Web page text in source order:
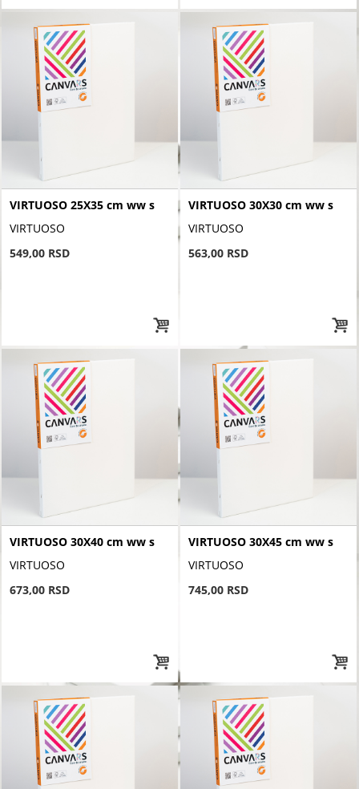
VIRTUOSO 25X35 cm ww s
VIRTUOSO
549,00 RSD
VIRTUOSO 30X30 cm ww s
VIRTUOSO
563,00 RSD
VIRTUOSO 30X40 cm ww s
VIRTUOSO
673,00 RSD
VIRTUOSO 30X45 cm ww s
VIRTUOSO
745,00 RSD